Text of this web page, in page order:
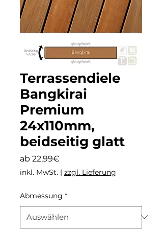
Terrassendiele
Bangkirai
Premium
24x110mm,
beidseitig glatt
ab 22,99€
Preis
inkl. MwSt. | zzgl. Lieferung
Abmessung *